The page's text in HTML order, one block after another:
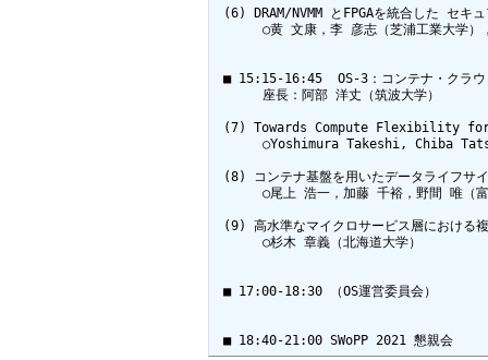
(6) DRAM/NVMM とFPGAを統合した セキ
○黄 文康，李 彦志（芝浦工業大学），
■ 15:15-16:45  OS-3：コンテナ・クラウ
座長：阿部 洋丈（筑波大学）
(7) Towards Compute Flexibility
○Yoshimura Takeshi, Chiba
(8) コンテナ基盤を用いたデータライフサ
○尾上 浩一，加藤 千裕，野間 唯（富
(9) 高水準なマイクロサービス層における
○杉木 章義（北海道大学）
■ 17:00-18:30 （OS運営委員会）
■ 18:40-21:00 SWoPP 2021 懇親会